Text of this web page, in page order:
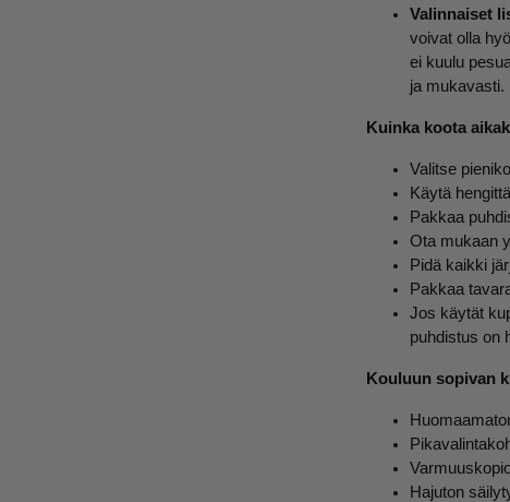
Valinnaiset
voivat olla
ei kuulu
ja mukavasti.
Kuinka koota
Valitse
Käytä
Pakkaa
Ota mukaan
Pidä kaikki
Pakkaa
Jos käytät
puhdistus on
Kouluun sopivan
Hajuton